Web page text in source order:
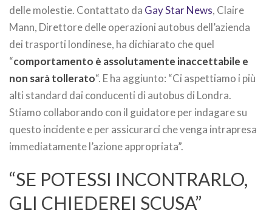
delle molestie. Contattato da Gay Star News, Claire
Mann, Direttore delle operazioni autobus dell’azienda
dei trasporti londinese, ha dichiarato che quel
“comportamento è assolutamente inaccettabile e
non sarà tollerato“. E ha aggiunto: “Ci aspettiamo i più
alti standard dai conducenti di autobus di Londra.
Stiamo collaborando con il guidatore per indagare su
questo incidente e per assicurarci che venga intrapresa
immediatamente l’azione appropriata”.
“SE POTESSI INCONTRARLO,
GLI CHIEDEREI SCUSA”